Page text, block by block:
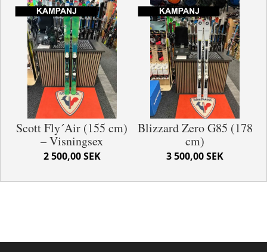
Scott Fly´Air (155 cm)
– Visningsex
2 500,00 SEK
Blizzard Zero G85 (178
cm)
3 500,00 SEK